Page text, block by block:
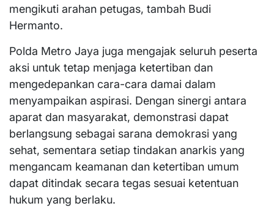
mengikuti arahan petugas, tambah Budi
Hermanto.
Polda Metro Jaya juga mengajak seluruh peserta
aksi untuk tetap menjaga ketertiban dan
mengedepankan cara-cara damai dalam
menyampaikan aspirasi. Dengan sinergi antara
aparat dan masyarakat, demonstrasi dapat
berlangsung sebagai sarana demokrasi yang
sehat, sementara setiap tindakan anarkis yang
mengancam keamanan dan ketertiban umum
dapat ditindak secara tegas sesuai ketentuan
hukum yang berlaku.